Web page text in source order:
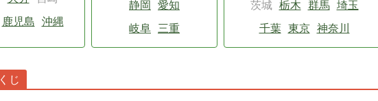
茨城
栃木 群馬
埼玉
千葉
東京 神奈川
静岡
愛知
岐阜
三重
鹿児島
沖縄